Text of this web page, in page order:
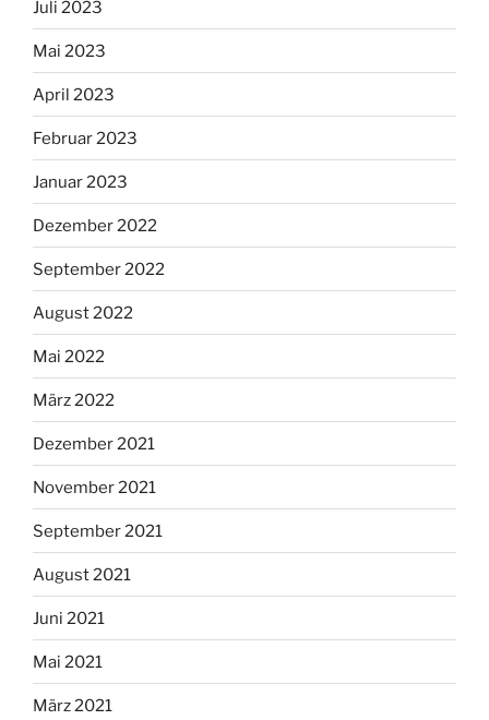
Juli 2023
Mai 2023
April 2023
Februar 2023
Januar 2023
Dezember 2022
September 2022
August 2022
Mai 2022
März 2022
Dezember 2021
November 2021
September 2021
August 2021
Juni 2021
Mai 2021
März 2021